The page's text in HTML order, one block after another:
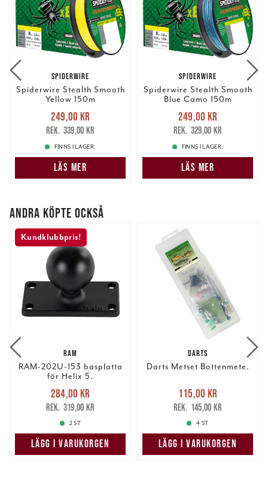
SPIDERWIRE
Spiderwire Stealth Smooth
Yellow 150m
Nuvarande pris
249,00 krTidigare pris
339,00 kr
249,00 kr
339,00 kr
FINNS I LAGER.
LÄS MER
SPIDERWIRE
Spiderwire Stealth Smooth
Blue Camo 150m
Nuvarande pris
249,00 krTidigare pris
329,00 kr
249,00 kr
329,00 kr
FINNS I LAGER.
LÄS MER
ANDRA KÖPTE OCKSÅ
Kundklubbpris!
RAM
RAM-202U-153 basplatta
för Helix 5.
Nuvarande pris
284,00 krTidigare pris
319,00 kr
284,00 kr
319,00 kr
2 ST
LÄGG I VARUKORGEN
DARTS
Darts Metset Bottenmete.
Nuvarande pris
115,00 krTidigare pris
145,00 kr
115,00 kr
145,00 kr
4 ST
LÄGG I VARUKORGEN